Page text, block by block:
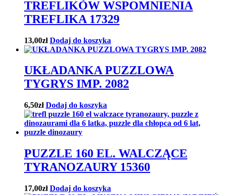
TREFLIKÓW WSPOMNIENIA
TREFLIKA 17329
13,00zł Dodaj do koszyka
UKŁADANKA PUZZLOWA
TYGRYS IMP. 2082
6,50zł Dodaj do koszyka
PUZZLE 160 EL. WALCZĄCE
TYRANOZAURY 15360
17,00zł Dodaj do koszyka